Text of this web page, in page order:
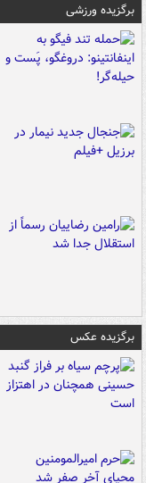
برگزیده ورزشی
برگزیده عکس